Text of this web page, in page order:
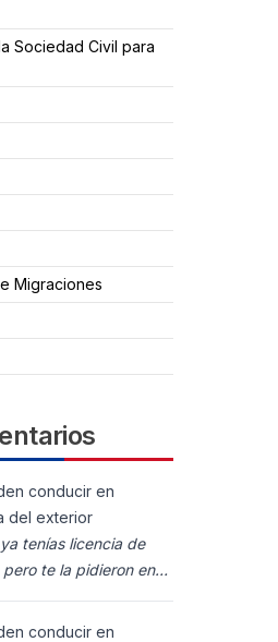
Sociedad Civil para
Migraciones
conducir en
del exterior
tenías licencia de
te la pidieron en
conducir en